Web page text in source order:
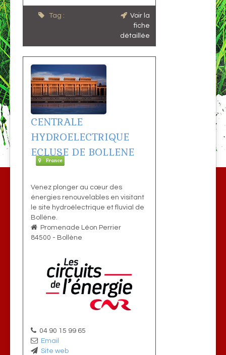
Tag :
Voir la
fiche
détaillée
CENTRALE
HYDROELECTRIQUE
ECLUSE DE BOLLENE
France
Venez plonger au cœur des
énergies renouvelables en visitant
le site hydroélectrique et fluvial de
Bollène.
Promenade Léon Perrier
84500 - Bollène
04 90 15 99 65
Email
Site web